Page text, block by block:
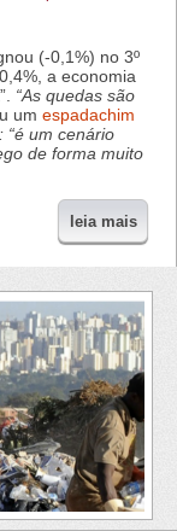
(-0,1%) no 3º
a economia
“As quedas são
um espadachim
: “é um cenário
de forma muito
leia mais